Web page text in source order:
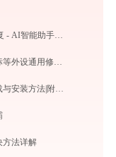
G2M.dll丢失找不到无法启动系统错误修复 - AI智能助手解决方案
USB 设备无法识别故障解决指南：含鼠标等外设通用修复方案
【2025最新】.NET Framework4.0官方下载与安装方法|附错误解决方案
方法详解